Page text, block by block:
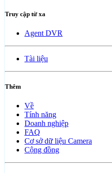
Truy cập từ xa
Agent DVR
Tài liệu
Thêm
Về
Tính năng
Doanh nghiệp
FAQ
Cơ sở dữ liệu Camera
Cộng đồng